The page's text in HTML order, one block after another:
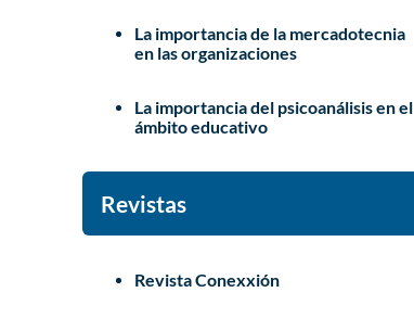
La importancia de la mercadotecnia
en las organizaciones
La importancia del psicoanálisis en el
ámbito educativo
Revistas
Revista Conexxión